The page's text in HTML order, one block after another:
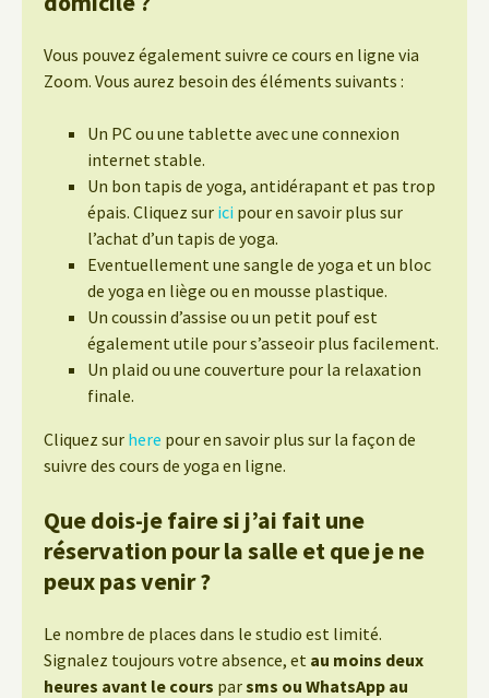
Vous pouvez également suivre ce cours en ligne via
Zoom. Vous aurez besoin des éléments suivants :
Un PC ou une tablette avec une connexion
internet stable.
Un bon tapis de yoga, antidérapant et pas trop
épais. Cliquez sur ici pour en savoir plus sur
l’achat d’un tapis de yoga.
Eventuellement une sangle de yoga et un bloc
de yoga en liège ou en mousse plastique.
Un coussin d’assise ou un petit pouf est
également utile pour s’asseoir plus facilement.
Un plaid ou une couverture pour la relaxation
finale.
Cliquez sur here pour en savoir plus sur la façon de
suivre des cours de yoga en ligne.
Que dois-je faire si j’ai fait une
réservation pour la salle et que je ne
peux pas venir ?
Le nombre de places dans le studio est limité.
Signalez toujours votre absence, et au moins deux
heures avant le cours parsms ou WhatsApp au